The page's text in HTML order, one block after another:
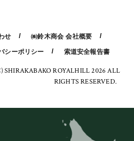
せ ㈱鈴木商会 会社概要
シーポリシー 索道安全報告書
SHIRAKABAKO ROYALHILL 2026 ALL
RIGHTS RESERVED.